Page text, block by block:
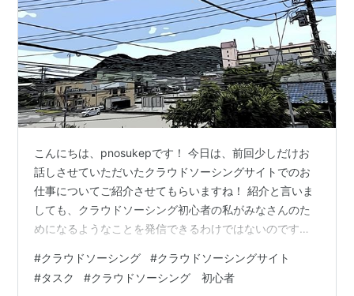
こんにちは、pnosukepです！ 今日は、前回少しだけお
話しさせていただいたクラウドソーシングサイトでのお
仕事についてご紹介させてもらいますね！ 紹介と言いま
しても、クラウドソーシング初心者の私がみなさんのた
めになるようなことを発信できるわけではないのです
すので、退屈に感じる方はそっと画面を閉じていただき
ますようお願いします！ また、あくまでも私個人の感
#クラウドソーシング #クラウドソーシングサイト
#タスク #クラウドソーシング 初心者